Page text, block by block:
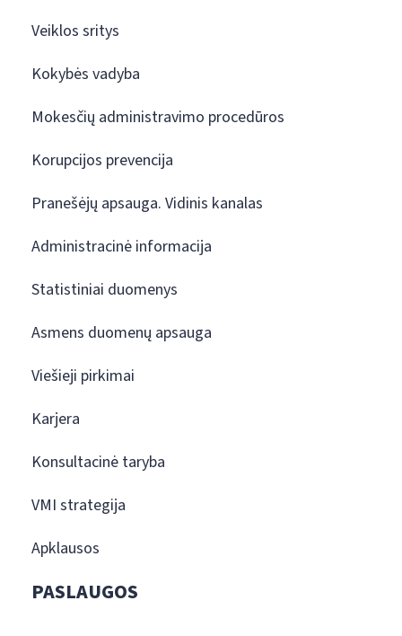
Veiklos sritys
Kokybės vadyba
Mokesčių administravimo procedūros
Korupcijos prevencija
Pranešėjų apsauga. Vidinis kanalas
Administracinė informacija
Statistiniai duomenys
Asmens duomenų apsauga
Viešieji pirkimai
Karjera
Konsultacinė taryba
VMI strategija
Apklausos
PASLAUGOS